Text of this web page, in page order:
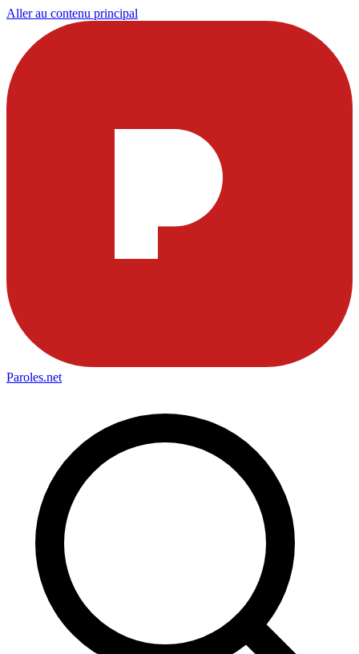
Aller au contenu principal
Paroles.net